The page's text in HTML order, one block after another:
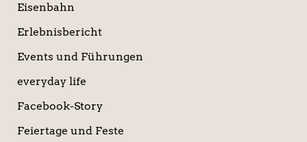
Eisenbahn
Erlebnisbericht
Events und Führungen
everyday life
Facebook-Story
Feiertage und Feste